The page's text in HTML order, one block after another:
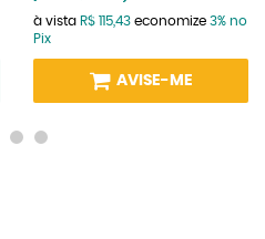
à vista R$ 115,43 economize 3% no
Pix
AVISE-ME